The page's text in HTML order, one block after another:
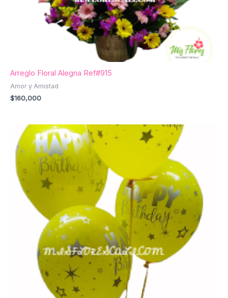
Arreglo Floral Alegria Ref#915
Amor y Amistad
$160,000